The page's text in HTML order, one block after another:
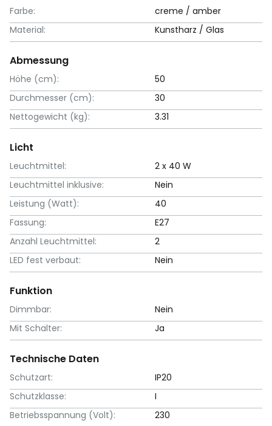
Farbe:
creme / amber
Material:
Kunstharz / Glas
Abmessung
Höhe (cm):
50
Durchmesser (cm):
30
Nettogewicht (kg):
3.31
Licht
Leuchtmittel:
2 x 40 W
Leuchtmittel inklusive:
Nein
Leistung (Watt):
40
Fassung:
E27
Anzahl Leuchtmittel:
2
LED fest verbaut:
Nein
Funktion
Dimmbar:
Nein
Mit Schalter:
Ja
Technische Daten
Schutzart:
IP20
Schutzklasse:
I
Betriebsspannung (Volt):
230